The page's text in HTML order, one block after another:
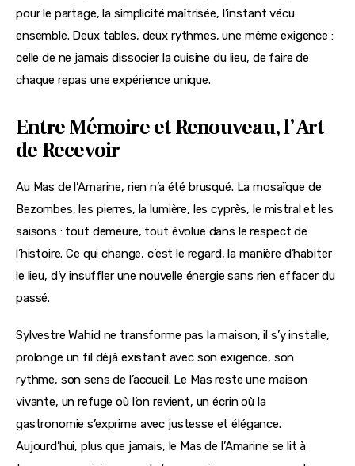
pour le partage, la simplicité maîtrisée, l’instant vécu
ensemble. Deux tables, deux rythmes, une même exigence :
celle de ne jamais dissocier la cuisine du lieu, de faire de
chaque repas une expérience unique.
Entre Mémoire et Renouveau, l’Art
de Recevoir
Au Mas de l’Amarine, rien n’a été brusqué. La mosaïque de
Bezombes, les pierres, la lumière, les cyprès, le mistral et les
saisons : tout demeure, tout évolue dans le respect de
l’histoire. Ce qui change, c’est le regard, la manière d’habiter
le lieu, d’y insuffler une nouvelle énergie sans rien effacer du
passé.
Sylvestre Wahid ne transforme pas la maison, il s’y installe,
prolonge un fil déjà existant avec son exigence, son
rythme, son sens de l’accueil. Le Mas reste une maison
vivante, un refuge où l’on revient, un écrin où la
gastronomie s’exprime avec justesse et élégance.
Aujourd’hui, plus que jamais, le Mas de l’Amarine se lit à